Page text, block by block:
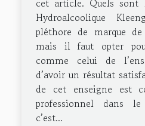
cet article. Quels sont
Hydroalcoolique
pléthore de marque
mais il faut opter
comme celui de
d’avoir un résultat
de cet enseigne est
professionnel dans
c’est...